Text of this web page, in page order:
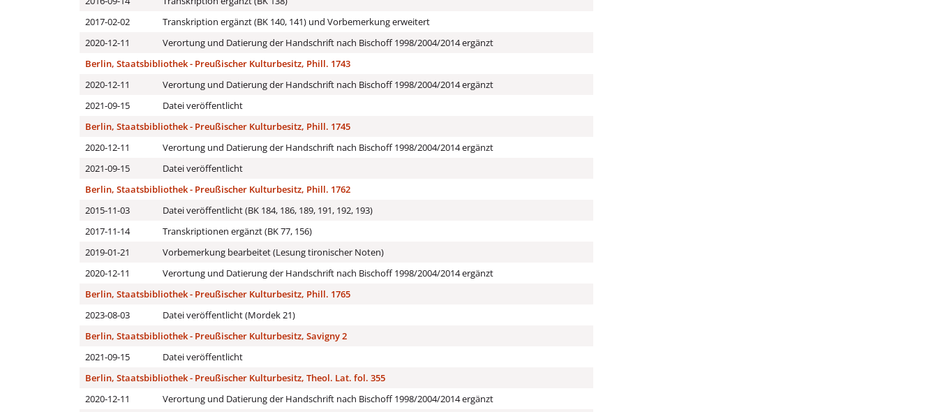
2017-02-02
Transkription ergänzt (BK 140, 141) und Vorbemerkung erweitert
2020-12-11
Verortung und Datierung der Handschrift nach Bischoff 1998/2004/2014 ergänzt
Berlin, Staatsbibliothek - Preußischer Kulturbesitz, Phill. 1743
2020-12-11
Verortung und Datierung der Handschrift nach Bischoff 1998/2004/2014 ergänzt
2021-09-15
Datei veröffentlicht
Berlin, Staatsbibliothek - Preußischer Kulturbesitz, Phill. 1745
2020-12-11
Verortung und Datierung der Handschrift nach Bischoff 1998/2004/2014 ergänzt
2021-09-15
Datei veröffentlicht
Berlin, Staatsbibliothek - Preußischer Kulturbesitz, Phill. 1762
2015-11-03
Datei veröffentlicht (BK 184, 186, 189, 191, 192, 193)
2017-11-14
Transkriptionen ergänzt (BK 77, 156)
2019-01-21
Vorbemerkung bearbeitet (Lesung tironischer Noten)
2020-12-11
Verortung und Datierung der Handschrift nach Bischoff 1998/2004/2014 ergänzt
Berlin, Staatsbibliothek - Preußischer Kulturbesitz, Phill. 1765
2023-08-03
Datei veröffentlicht (Mordek 21)
Berlin, Staatsbibliothek - Preußischer Kulturbesitz, Savigny 2
2021-09-15
Datei veröffentlicht
Berlin, Staatsbibliothek - Preußischer Kulturbesitz, Theol. Lat. fol. 355
2020-12-11
Verortung und Datierung der Handschrift nach Bischoff 1998/2004/2014 ergänzt